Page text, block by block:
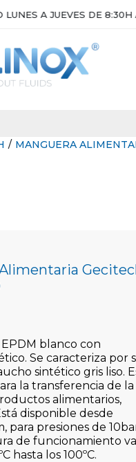
JUEVES DE 8:30H A 17H.
/ MANGUERA
blanco con
Se caracteriza por
sintético gris liso.
la transferencia de la
alimentarios,
disponible desde
para presiones de
de funcionamiento va
hasta los 100ºC.